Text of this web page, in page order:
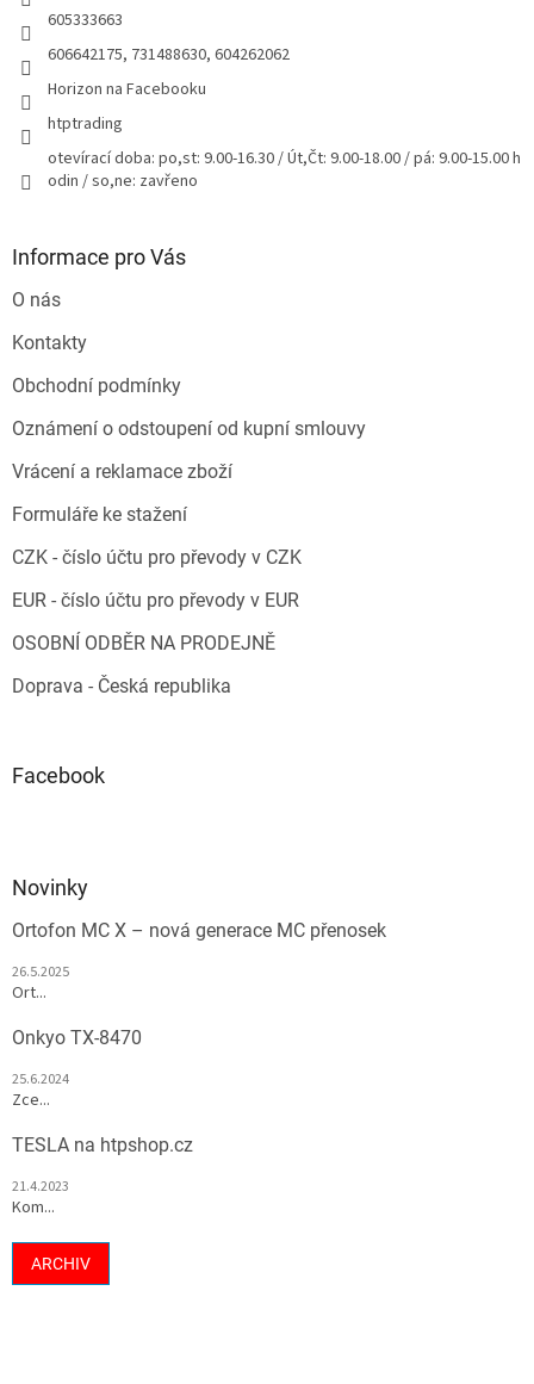
605333663
606642175, 731488630, 604262062
Horizon na Facebooku
htptrading
otevírací doba: po,st: 9.00-16.30 / Út,Čt: 9.00-18.00 / pá: 9.00-15.00 h
odin / so,ne: zavřeno
Informace pro Vás
O nás
Kontakty
Obchodní podmínky
Oznámení o odstoupení od kupní smlouvy
Vrácení a reklamace zboží
Formuláře ke stažení
CZK - číslo účtu pro převody v CZK
EUR - číslo účtu pro převody v EUR
OSOBNÍ ODBĚR NA PRODEJNĚ
Doprava - Česká republika
Facebook
Novinky
Ortofon MC X – nová generace MC přenosek
26.5.2025
Ort...
Onkyo TX-8470
25.6.2024
Zce...
TESLA na htpshop.cz
21.4.2023
Kom...
ARCHIV